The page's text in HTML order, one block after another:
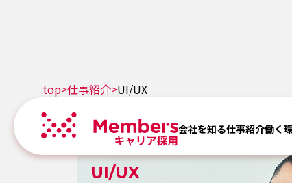
会社を知る仕事紹介働く
top>仕事紹介>UI/UX
UI/UX